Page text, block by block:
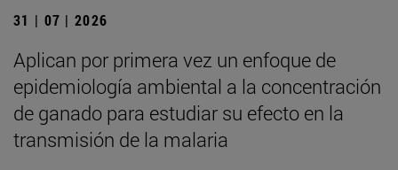
31 | 07 | 2026
Aplican por primera vez un enfoque de
epidemiología ambiental a la concentración
de ganado para estudiar su efecto en la
transmisión de la malaria